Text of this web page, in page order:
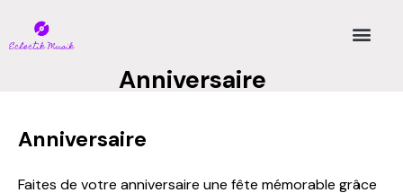
Anniversaire
Anniversaire
Faites de votre anniversaire une fête mémorable grâce